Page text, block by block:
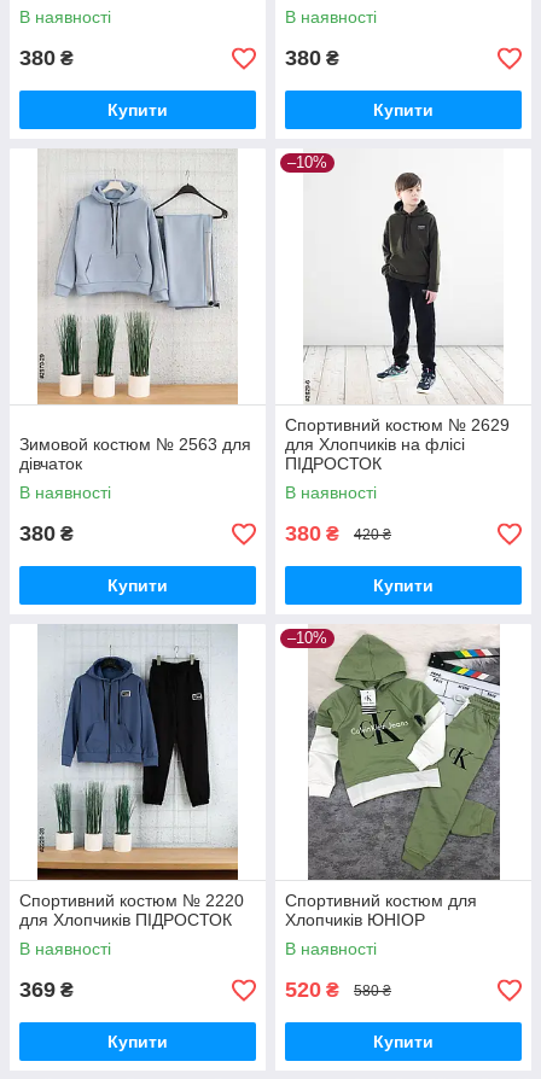
В наявності
380 ₴
Купити
В наявності
380 ₴
Купити
Зимовой костюм № 2563 для
дівчаток
В наявності
380 ₴
Купити
–10%
Спортивний костюм № 2629
для Хлопчиків на флісі
ПІДРОСТОК
В наявності
380 ₴ 420 ₴
Купити
Спортивний костюм № 2220
для Хлопчиків ПІДРОСТОК
В наявності
369 ₴
Купити
–10%
Спортивний костюм для
Хлопчиків ЮНІОР
В наявності
520 ₴ 580 ₴
Купити